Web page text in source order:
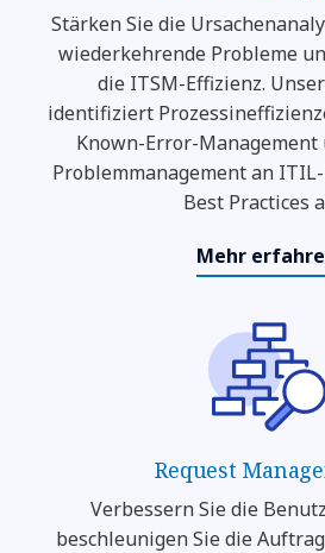
Stärken Sie die
wiederkehrende Probleme
die ITSM-Effizienz.
identifiziert
Known-Error-Management
Problemmanagement an
Best Practices
Mehr
Request
Verbessern Sie die
beschleunigen Sie die